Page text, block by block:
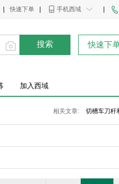
手机西域
快速下单
搜索 快速下
加入西域
相关文章:
切槽车刀杆